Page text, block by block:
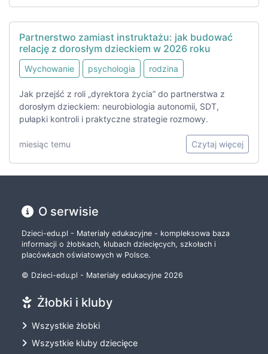
Partnerstwo zamiast instruktażu: jak budować
relację z dorosłym dzieckiem w 2026 roku
Wychowanie psychologia rodzina
Jak przejść z roli „dyrektora życia” do partnerstwa z
dorosłym dzieckiem: neurobiologia autonomii, SDT,
pułapki kontroli i praktyczne strategie rozmowy.
miesiąc temu Czytaj więcej
O serwisie
Dzieci-edu.pl - Materiały edukacyjne - kompleksowa baza
informacji o żłobkach, klubach dziecięcych, szkołach i
placówkach oświatowych w Polsce.
© Dzieci-edu.pl - Materiały edukacyjne 2026
Żłobki i kluby
Wszystkie żłobki
Wszystkie kluby dziecięce